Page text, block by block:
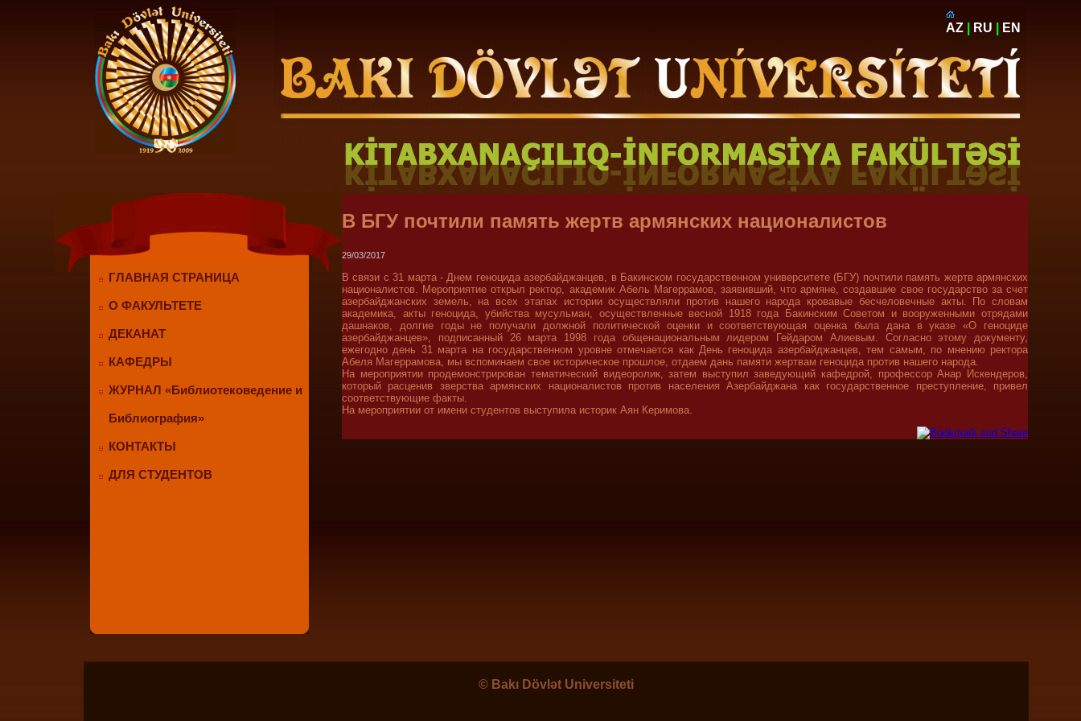
AZ RU EN
ГЛАВНАЯ СТРАНИЦА
О ФАКУЛЬТЕТЕ
ДЕКАНАТ
КАФЕДРЫ
ЖУРНАЛ «Библиотековедение и
Библиография»
КОНТАКТЫ
ДЛЯ СТУДЕНТОВ
В БГУ почтили память жертв армянских националистов
29/03/2017
В связи с 31 марта - Днем геноцида азербайджанцев, в Бакинском государственном университете (БГУ) почтили память жертв армянских
националистов. Мероприятие открыл ректор, академик Абель Магеррамов, заявивший, что армяне, создавшие свое государство за счет
азербайджанских земель, на всех этапах истории осуществляли против нашего народа кровавые бесчеловечные акты. По словам
академика, акты геноцида, убийства мусульман, осуществленные весной 1918 года Бакинским Советом и вооруженными отрядами
дашнаков, долгие годы не получали должной политической оценки и соответствующая оценка была дана в указе «О геноциде
азербайджанцев», подписанный 26 марта 1998 года общенациональным лидером Гейдаром Алиевым. Согласно этому документу,
ежегодно день 31 марта на государственном уровне отмечается как День геноцида азербайджанцев, тем самым, по мнению ректора
Абеля Магеррамова, мы вспоминаем свое историческое прошлое, отдаем дань памяти жертвам геноцида против нашего народа.
На мероприятии продемонстрирован тематический видеоролик, затем выступил заведующий кафедрой, профессор Анар Искендеров,
который расценив зверства армянских националистов против населения Азербайджана как государственное преступление, привел
соответствующие факты.
На мероприятии от имени студентов выступила историк Аян Керимова.
© Bakı Dövlət Universiteti